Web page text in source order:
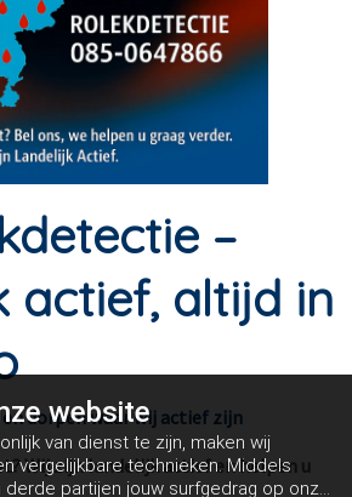
–
actief, altijd in
dorpen waar wij actief zijn
Wij zijn landelijk actief en helpen u
website
van dienst te zijn, maken wij
vergelijkbare technieken. Middels
derde partijen jouw surfgedrag op onze